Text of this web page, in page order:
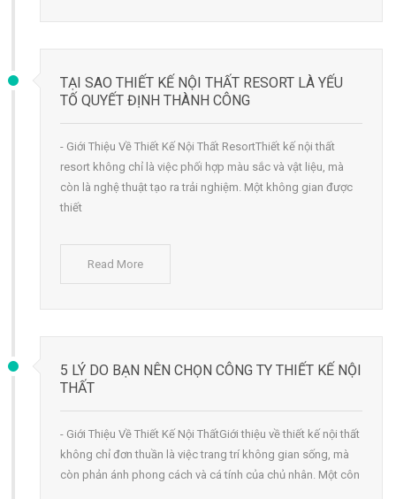
TẠI SAO THIẾT KẾ NỘI THẤT RESORT LÀ YẾU
TỐ QUYẾT ĐỊNH THÀNH CÔNG
- Giới Thiệu Về Thiết Kế Nội Thất ResortThiết kế nội thất
resort không chỉ là việc phối hợp màu sắc và vật liệu, mà
còn là nghệ thuật tạo ra trải nghiệm. Một không gian được
thiết
Read More
5 LÝ DO BẠN NÊN CHỌN CÔNG TY THIẾT KẾ NỘI
THẤT
- Giới Thiệu Về Thiết Kế Nội ThấtGiới thiệu về thiết kế nội thất
không chỉ đơn thuần là việc trang trí không gian sống, mà
còn phản ánh phong cách và cá tính của chủ nhân. Một côn